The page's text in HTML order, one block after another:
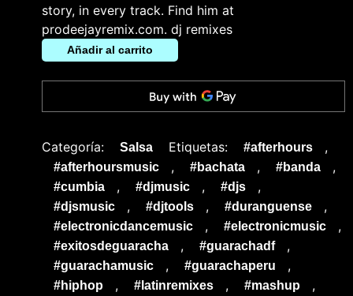
story, in every track. Find him at
prodeejayremix.com. dj remixes
Añadir al carrito
Categoría: Salsa Etiquetas: #afterhours ,
#afterhoursmusic , #bachata , #banda ,
#cumbia , #djmusic , #djs ,
#djsmusic , #djtools , #duranguense ,
#electronicdancemusic , #electronicmusic ,
#exitosdeguaracha , #guarachadf ,
#guarachamusic , #guarachaperu ,
#hiphop , #latinremixes , #mashup ,